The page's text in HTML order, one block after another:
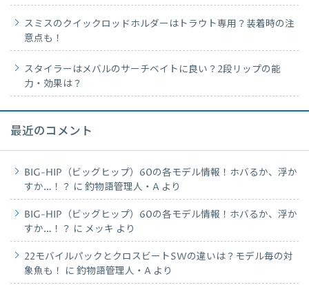
スミスのクイックロッドホルダーはトラウト専用？装着時の注
意点も！
スタイラーはメバルのサーチベイトに良い？2段リップの能
力・効果は？
最近のコメント
BIG-HIP（ビッグヒップ）60の各モデル情報！ホバるか、浮か
すか…！？ に 釣物語管理人・A より
BIG-HIP（ビッグヒップ）60の各モデル情報！ホバるか、浮か
すか…！？ に メッキ より
22モバイルパックとクロスビートSWの違いは？モデル毎の対
象魚も！
に 釣物語管理人・A より